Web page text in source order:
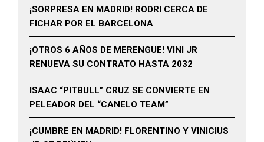
¡SORPRESA EN MADRID! RODRI CERCA DE
FICHAR POR EL BARCELONA
¡OTROS 6 AÑOS DE MERENGUE! VINI JR
RENUEVA SU CONTRATO HASTA 2032
ISAAC “PITBULL” CRUZ SE CONVIERTE EN
PELEADOR DEL “CANELO TEAM”
¡CUMBRE EN MADRID! FLORENTINO Y VINICIUS